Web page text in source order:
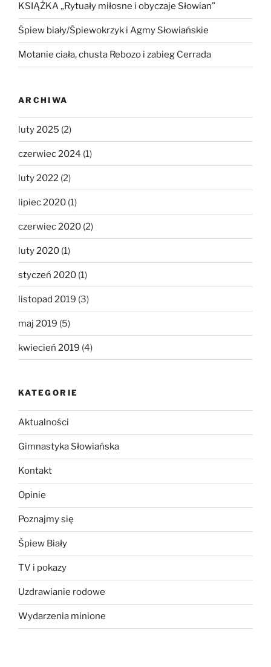
KSIĄŻKA „Rytuały miłosne i obyczaje Słowian”
Śpiew biały/Śpiewokrzyk i Agmy Słowiańskie
Motanie ciała, chusta Rebozo i zabieg Cerrada
ARCHIWA
luty 2025 (2)
czerwiec 2024 (1)
luty 2022 (2)
lipiec 2020 (1)
czerwiec 2020 (2)
luty 2020 (1)
styczeń 2020 (1)
listopad 2019 (3)
maj 2019 (5)
kwiecień 2019 (4)
KATEGORIE
Aktualności
Gimnastyka Słowiańska
Kontakt
Opinie
Poznajmy się
Śpiew Biały
TV i pokazy
Uzdrawianie rodowe
Wydarzenia minione